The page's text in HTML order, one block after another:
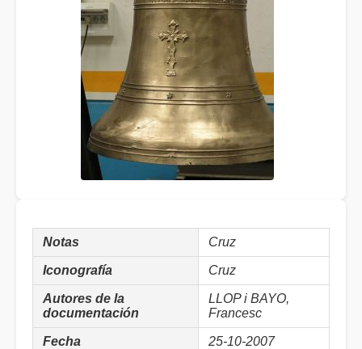
Notas Cruz
Iconografía Cruz
Autores de la
documentación
LLOP i BAYO,
Francesc
Fecha 25-10-2007